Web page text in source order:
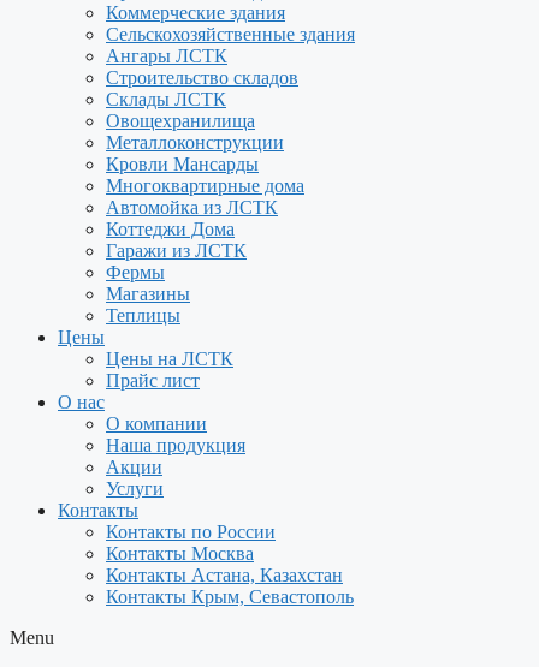
Коммерческие здания
Сельскохозяйственные здания
Ангары ЛСТК
Строительство складов
Склады ЛСТК
Овощехранилища
Металлоконструкции
Кровли Мансарды
Многоквартирные дома
Автомойка из ЛСТК
Коттеджи Дома
Гаражи из ЛСТК
Фермы
Магазины
Теплицы
Цены
Цены на ЛСТК
Прайс лист
О нас
О компании
Наша продукция
Акции
Услуги
Контакты
Контакты по России
Контакты Москва
Контакты Астана, Казахстан
Контакты Крым, Севастополь
Menu